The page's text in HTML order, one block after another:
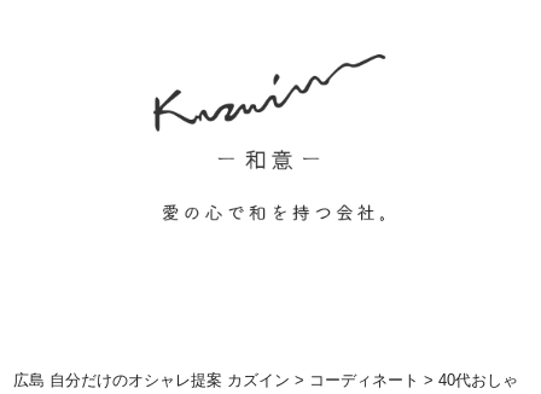
広島 自分だけのオシャレ提案 カズイン > コーディネート >40代おしゃ